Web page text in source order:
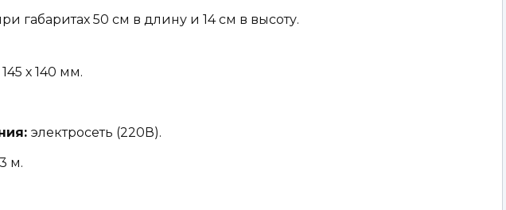
габаритах 50 см в длину и 14 см в высоту.
х 140 мм.
электросеть (220В).
м.